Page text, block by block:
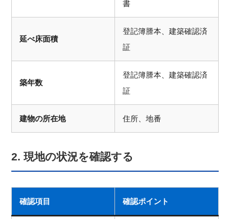
書
延べ床面積
登記簿謄本、建築確認済
証
築年数
登記簿謄本、建築確認済
証
建物の所在地 住所、地番
2. 現地の状況を確認する
確認項目 確認ポイント